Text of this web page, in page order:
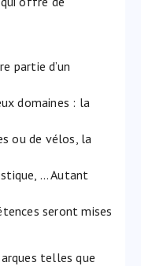
partie d’un
domaines : la
ou de vélos, la
… Autant
seront mises
telles que